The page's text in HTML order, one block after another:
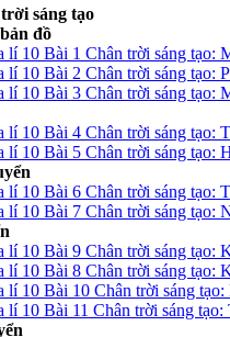
sáng tạo
đồ
lí 10 Bài 1 Chân trời sáng tạo:
lí 10 Bài 2 Chân trời sáng tạo:
lí 10 Bài 3 Chân trời sáng tạo:
lí 10 Bài 4 Chân trời sáng tạo:
lí 10 Bài 5 Chân trời sáng tạo:
lí 10 Bài 6 Chân trời sáng tạo:
lí 10 Bài 7 Chân trời sáng tạo:
lí 10 Bài 9 Chân trời sáng tạo:
lí 10 Bài 8 Chân trời sáng tạo:
lí 10 Bài 10 Chân trời sáng tạo:
lí 10 Bài 11 Chân trời sáng